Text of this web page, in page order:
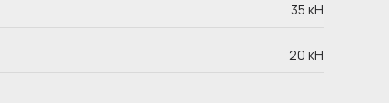
35 кН
20 кН